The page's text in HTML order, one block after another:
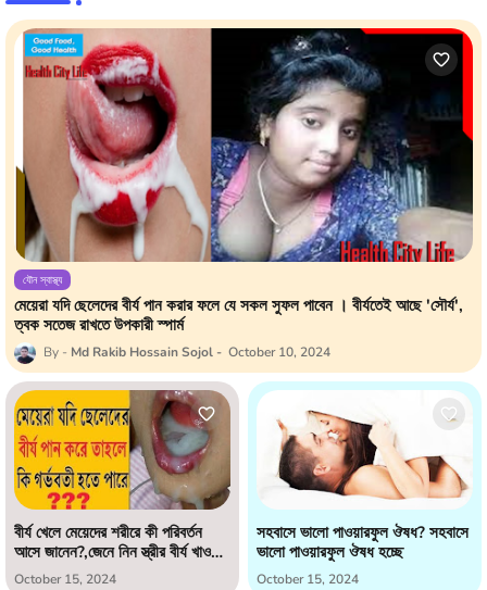
যৌন স্বাস্থ্য
মেয়েরা যদি ছেলেদের বীর্য পান করার ফলে যে সকল সুফল পাবেন । বীর্যতেই আছে 'সৌর্য',
ত্বক সতেজ রাখতে উপকারী স্পার্ম
Md Rakib Hossain Sojol October 10, 2024
বীর্য খেলে মেয়েদের শরীরে কী পরিবর্তন
আসে জানেন?,জেনে নিন স্ত্রীর বীর্য খাওয়ার
বিধান ও বিজ্ঞান কি বলে এই ব্যাপারে
October 15, 2024
সহবাসে ভালো পাওয়ারফুল ঔষধ? সহবাসে
ভালো পাওয়ারফুল ঔষধ হচ্ছে
October 15, 2024